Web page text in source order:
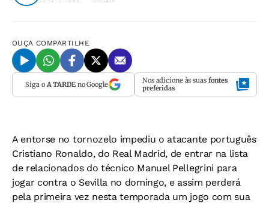
OUÇA COMPARTILHE
Siga o A TARDEno Google Nos adicione às suas fontes
preferidas
A entorse no tornozelo impediu o atacante português
Cristiano Ronaldo, do Real Madrid, de entrar na lista
de relacionados do técnico Manuel Pellegrini para
jogar contra o Sevilla no domingo, e assim perderá
pela primeira vez nesta temporada um jogo com sua